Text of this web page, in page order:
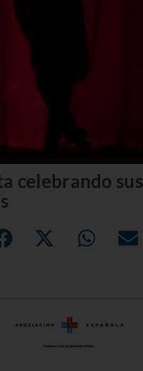
celebrando sus